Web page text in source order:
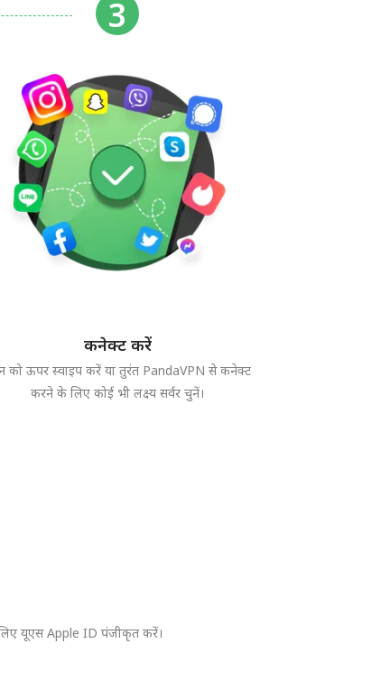
कनेक्ट करें
को ऊपर स्वाइप करें या तुरंत PandaVPN से कनेक्ट
करने के लिए कोई भी लक्ष्य सर्वर चुनें।
यूएस Apple ID पंजीकृत करें।